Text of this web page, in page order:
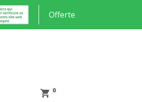
Offerte
0